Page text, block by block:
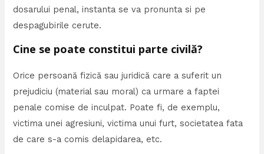
dosarului penal, instanta se va pronunta si pe
despagubirile cerute.
Cine se poate constitui parte civilă?
Orice persoană fizică sau juridică care a suferit un
prejudiciu (material sau moral) ca urmare a faptei
penale comise de inculpat. Poate fi, de exemplu,
victima unei agresiuni, victima unui furt, societatea fata
de care s-a comis delapidarea, etc.